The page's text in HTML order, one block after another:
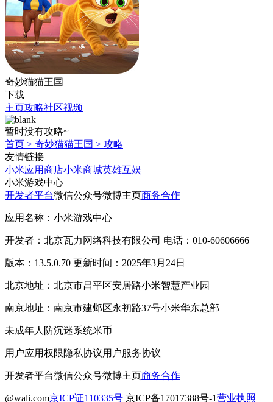
奇妙猫猫王国
下载
主页攻略社区视频
暂时没有攻略~
首页 > 奇妙猫猫王国 > 攻略
友情链接
小米应用商店小米商城英雄互娱
小米游戏中心
开发者平台微信公众号微博主页商务合作
应用名称：小米游戏中心
开发者：北京瓦力网络科技有限公司 电话：010-60606666
版本：13.5.0.70 更新时间：2025年3月24日
北京地址：北京市昌平区安居路小米智慧产业园
南京地址：南京市建邺区永初路37号小米华东总部
未成年人防沉迷系统米币
用户应用权限隐私协议用户服务协议
开发者平台微信公众号微博主页商务合作
@wali.com京ICP证110335号 京ICP备17017388号-1营业执照